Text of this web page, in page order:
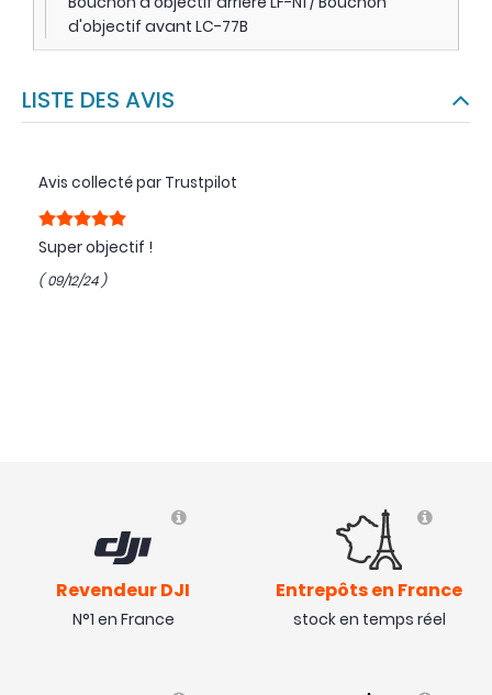
d'objectif avant LC-77B
LISTE DES AVIS
Avis collecté par Trustpilot
Super objectif !
( 09/12/24 )
Revendeur DJI
N°1 en France
Entrepôts en France
stock en temps réel